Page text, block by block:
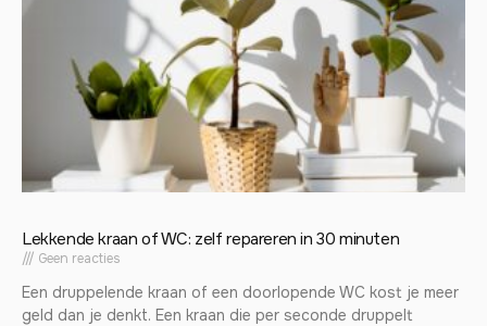
Lekkende kraan of WC: zelf repareren in 30 minuten
Geen reacties
Een druppelende kraan of een doorlopende WC kost je meer
geld dan je denkt. Een kraan die per seconde druppelt